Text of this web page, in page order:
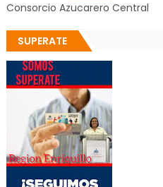
Consorcio Azucarero Central
SUPERATE